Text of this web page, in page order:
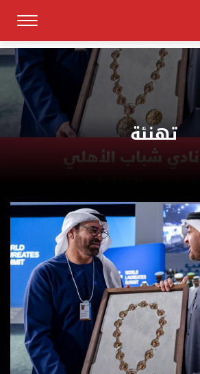
تهنئة